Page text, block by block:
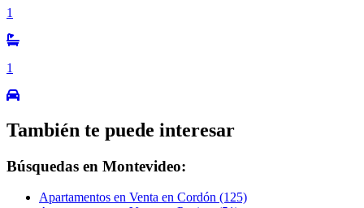
1
1
También te puede interesar
Búsquedas en Montevideo:
Apartamentos en Venta en Cordón (125)